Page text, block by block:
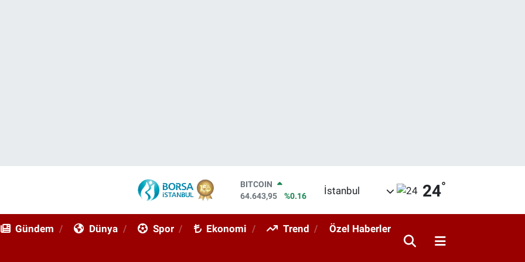
64.643,95
DOLAR
47,6704
%0
EURO
55,0406
%-0.08
İstanbul 24°
Gündem Dünya Spor Ekonomi Trend Özel Haberler